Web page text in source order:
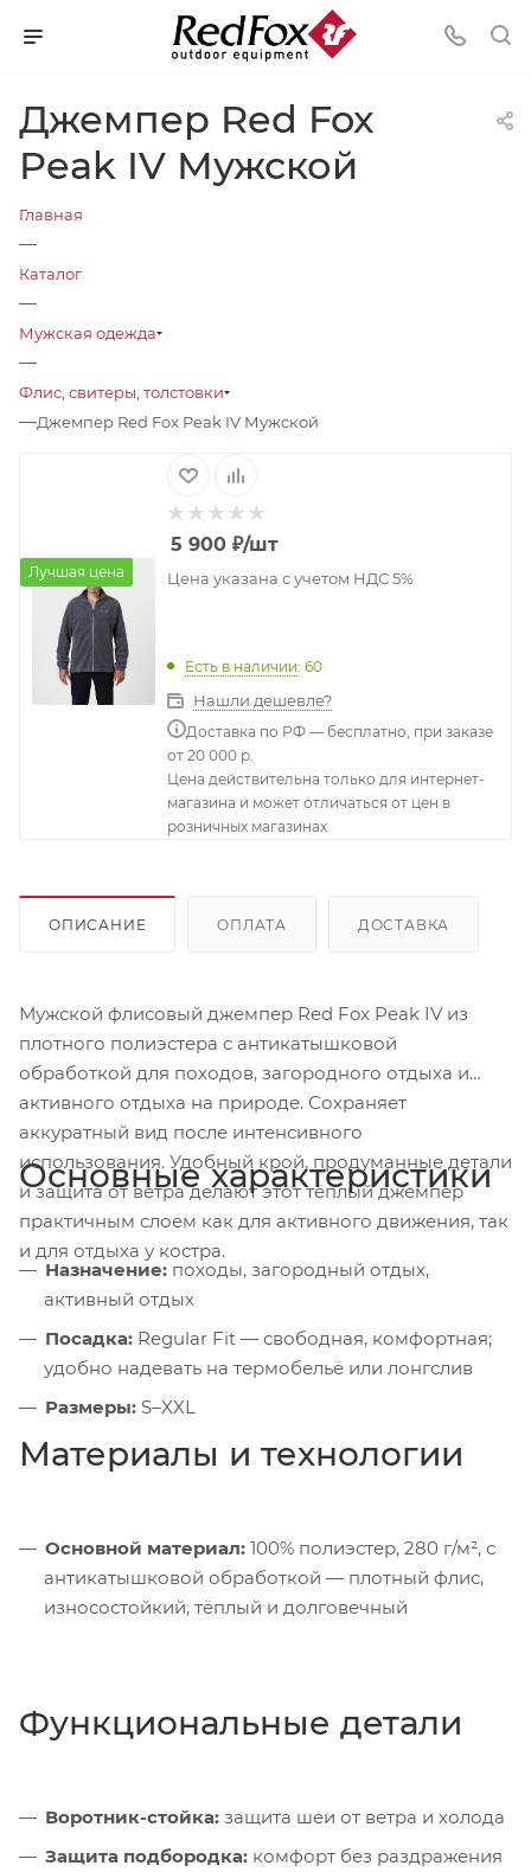
Джемпер Red Fox
Peak IV Мужской
Главная
—
Каталог
—
Мужская одежда
—
Флис, свитеры, толстовки
—Джемпер Red Fox Peak IV Мужской
Лучшая цена
5 900 ₽/шт
Цена указана с учетом НДС 5%
Есть в наличии: 60
Нашли дешевле?
Доставка по РФ — бесплатно, при заказе
от 20 000 р.
Цена действительна только для интернет-
магазина и может отличаться от цен в
розничных магазинах
ОПИСАНИЕ ОПЛАТА ДОСТАВКА
Мужской флисовый джемпер Red Fox Peak IV из
плотного полиэстера с антикатышковой
обработкой для походов, загородного отдыха и
активного отдыха на природе. Сохраняет
аккуратный вид после интенсивного
использования. Удобный крой, продуманные детали
и защита от ветра делают этот тёплый джемпер
практичным слоем как для активного движения, так
и для отдыха у костра.
Основные характеристики
Назначение: походы, загородный отдых,
активный отдых
Посадка: Regular Fit — свободная, комфортная;
удобно надевать на термобельё или лонгслив
Размеры: S–XXL
Материалы и технологии
Основной материал: 100% полиэстер, 280 г/м², с
антикатышковой обработкой — плотный флис,
износостойкий, тёплый и долговечный
Функциональные детали
Воротник-стойка: защита шеи от ветра и холода
Защита подбородка: комфорт без раздражения